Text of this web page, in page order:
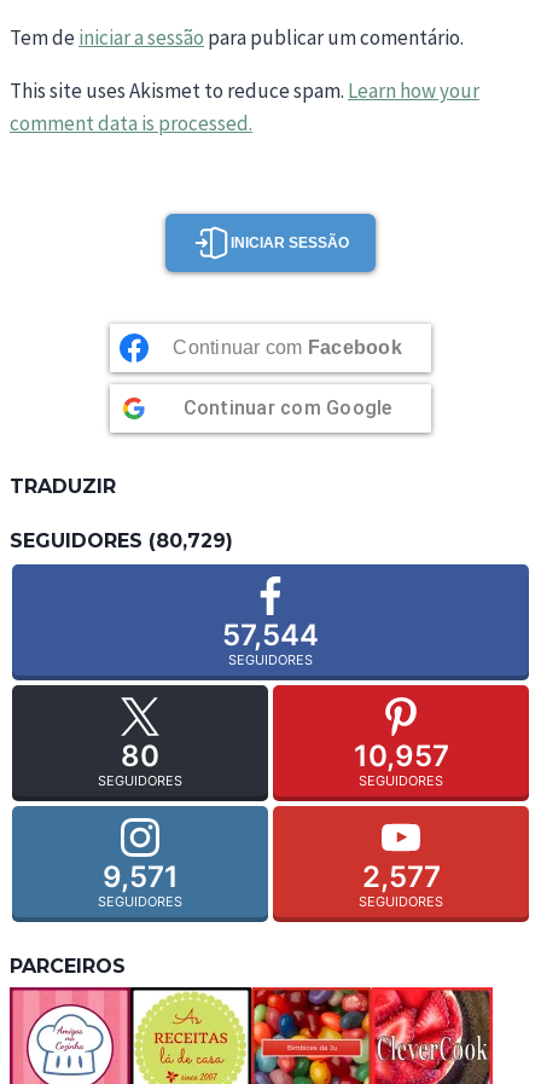
Tem deiniciar a sessão para publicar um comentário.
This site uses Akismet to reduce spam. Learn how your
comment data is processed.
INICIAR SESSÃO
Continuar com Facebook
Continuar com Google
TRADUZIR
SEGUIDORES (80,729)
57,544
SEGUIDORES
80
SEGUIDORES
10,957
SEGUIDORES
9,571
SEGUIDORES
2,577
SEGUIDORES
PARCEIROS